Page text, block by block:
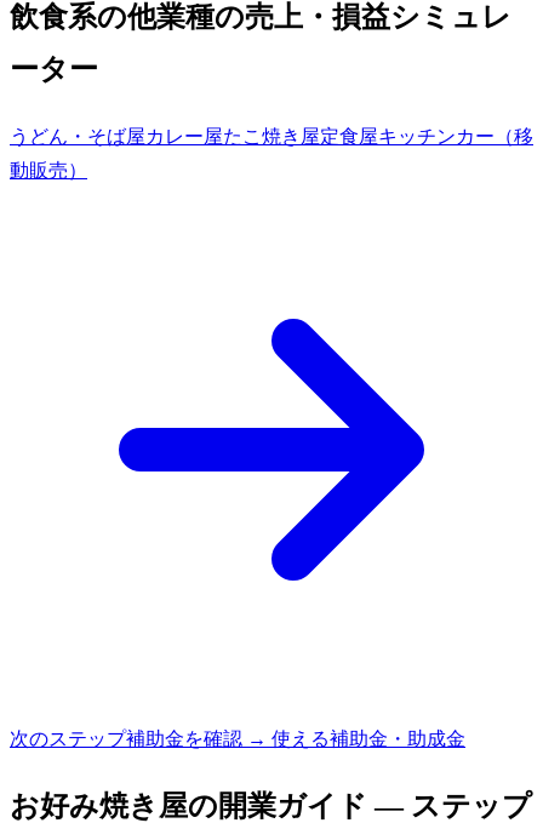
飲食系の他業種の売上・損益シミュレ
ーター
うどん・そば屋カレー屋たこ焼き屋定食屋キッチンカー（移
動販売）
次のステップ補助金を確認 → 使える補助金・助成金
お好み焼き屋の開業ガイド — ステップ